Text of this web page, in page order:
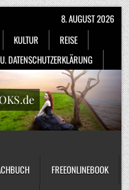
KULTUR
REISE
DATENSCHUTZERKLÄRUNG
8. AUGUST 2026
FREEONLINEBOOK